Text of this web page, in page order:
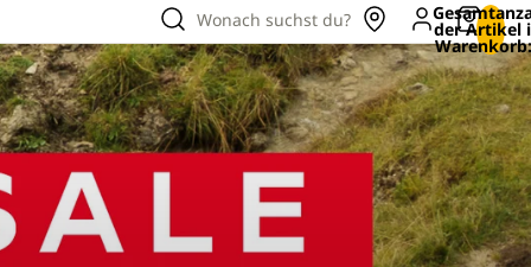
Wonach suchst du? der Artikel